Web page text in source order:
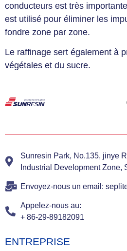
conducteurs est très
est utilisé pour éliminer les
fondre zone par zone.
Le raffinage sert également à
végétales et du sucre.
Sunresin Park, No.135, jinye
Industrial Development Zone,
Envoyez-nous un email:
Appelez-nous au:
+ 86-29-89182091
ENTREPRISE